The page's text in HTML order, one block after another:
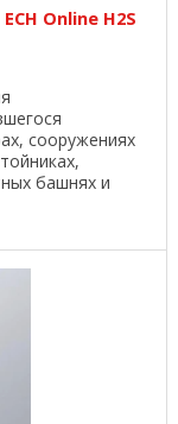
Оnline H2S
сооружениях
башнях и